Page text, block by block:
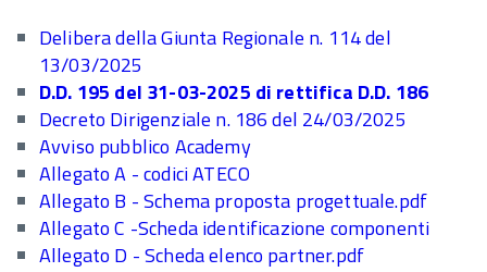
Delibera della Giunta Regionale n. 114 del
13/03/2025
D.D. 195 del 31-03-2025 di rettifica D.D. 186
Decreto Dirigenziale n. 186 del 24/03/2025
Avviso pubblico Academy
Allegato A - codici ATECO
Allegato B - Schema proposta progettuale.pdf
Allegato C -Scheda identificazione componenti
Allegato D - Scheda elenco partner.pdf